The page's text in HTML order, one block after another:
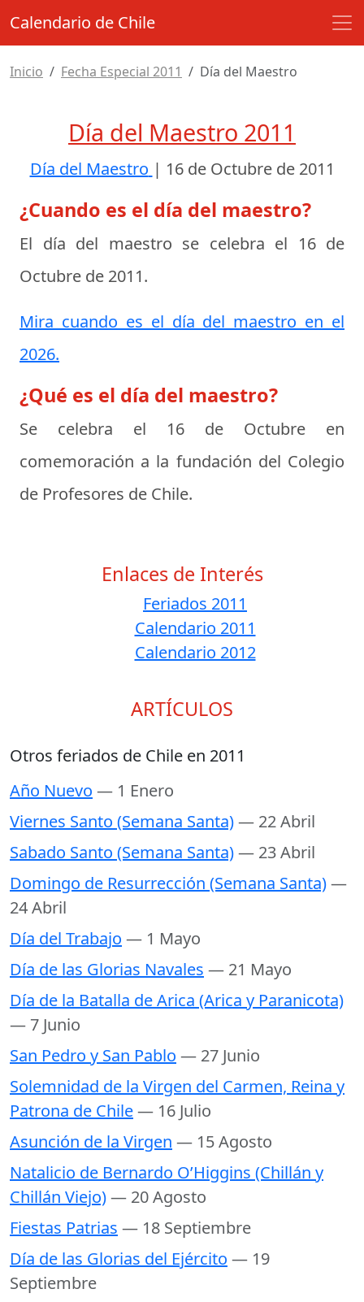
Calendario de Chile
Inicio Fecha Especial 2011 Día del Maestro
Día del Maestro 2011
Día del Maestro | 16 de Octubre de 2011
¿Cuando es el día del maestro?
El día del maestro se celebra el 16 de
Octubre de 2011.
Mira cuando es el día del maestro en el
2026.
¿Qué es el día del maestro?
Se celebra el 16 de Octubre en
comemoración a la fundación del Colegio
de Profesores de Chile.
Enlaces de Interés
Feriados 2011
Calendario 2011
Calendario 2012
ARTÍCULOS
Otros feriados de Chile en 2011
Año Nuevo — 1 Enero
Viernes Santo (Semana Santa)— 22 Abril
Sabado Santo (Semana Santa)— 23 Abril
Domingo de Resurrección (Semana Santa)—
24 Abril
Día del Trabajo — 1 Mayo
Día de las Glorias Navales — 21 Mayo
Día de la Batalla de Arica (Arica y Paranicota)
— 7 Junio
San Pedro y San Pablo — 27 Junio
Solemnidad de la Virgen del Carmen, Reina y
Patrona de Chile— 16 Julio
Asunción de la Virgen — 15 Agosto
Natalicio de Bernardo O’Higgins (Chillán y
Chillán Viejo)— 20 Agosto
Fiestas Patrias — 18 Septiembre
Día de las Glorias del Ejército — 19
Septiembre